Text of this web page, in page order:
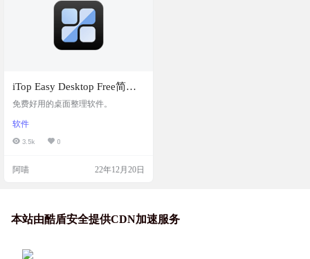
务栏上添加可自定义的格子间，提
iTop Easy Desktop Free简易
桌面，免费桌面整理神器
免费好用的桌面整理软件。
软件
3.5k 0
阿喵 22年12月20日
本站由酷盾安全提供CDN加速服务